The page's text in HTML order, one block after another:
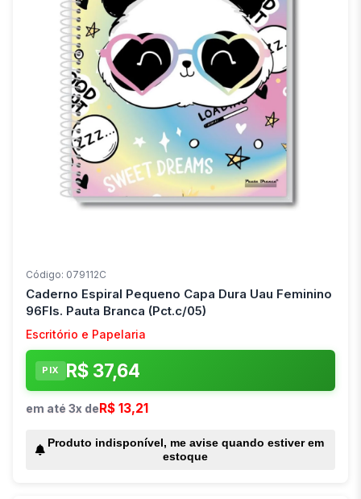
Código: 079112C
Caderno Espiral Pequeno Capa Dura Uau Feminino
96Fls. Pauta Branca (Pct.c/05)
Escritório e Papelaria
PIX R$ 37,64
em até 3x de R$ 13,21
Produto indisponível, me avise quando estiver em
estoque